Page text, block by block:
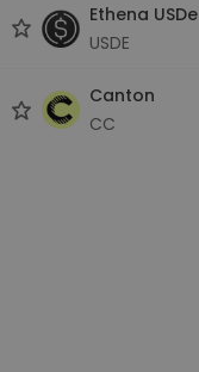
Ethena USDe
USDE
Canton
CC